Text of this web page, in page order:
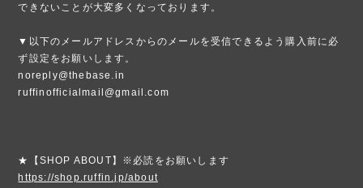
できないことが大変多くなっております。
▼以下のメールアドレスからのメールを受信できるよう購入前に必
ず設定をお願いします。
noreply@thebase.in
ruffinofficialmail@gmail.com
★【SHOP ABOUT】※必読をお願いします
https://shop.ruffin.jp/about